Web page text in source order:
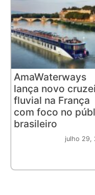
AmaWaterways
lança novo
fluvial na França
com foco no
brasileiro
julho 29,